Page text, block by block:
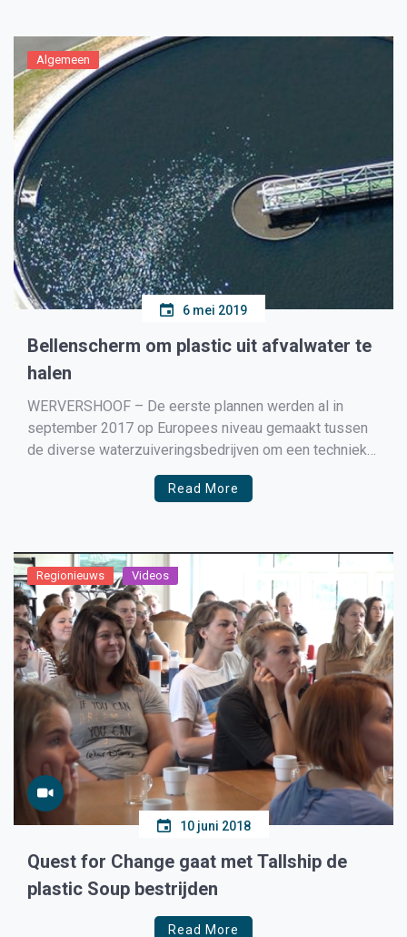
Algemeen
6 mei 2019
Bellenscherm om plastic uit afvalwater te
halen
WERVERSHOOF – De eerste plannen werden al in
september 2017 op Europees niveau gemaakt tussen
de diverse waterzuiveringsbedrijven om een techniek
te ontwikkelen waarmee vroegtijdig al microplastic uit
het water kan worden gehaald. Dat er nog veel winst is
Read More
Regionieuws Videos
10 juni 2018
Quest for Change gaat met Tallship de
plastic Soup bestrijden
Read More